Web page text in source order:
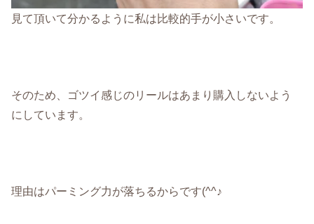
見て頂いて分かるように私は比較的手が小さいです。
そのため、ゴツイ感じのリールはあまり購入しないよう
にしています。
理由はパーミング力が落ちるからです(^^♪